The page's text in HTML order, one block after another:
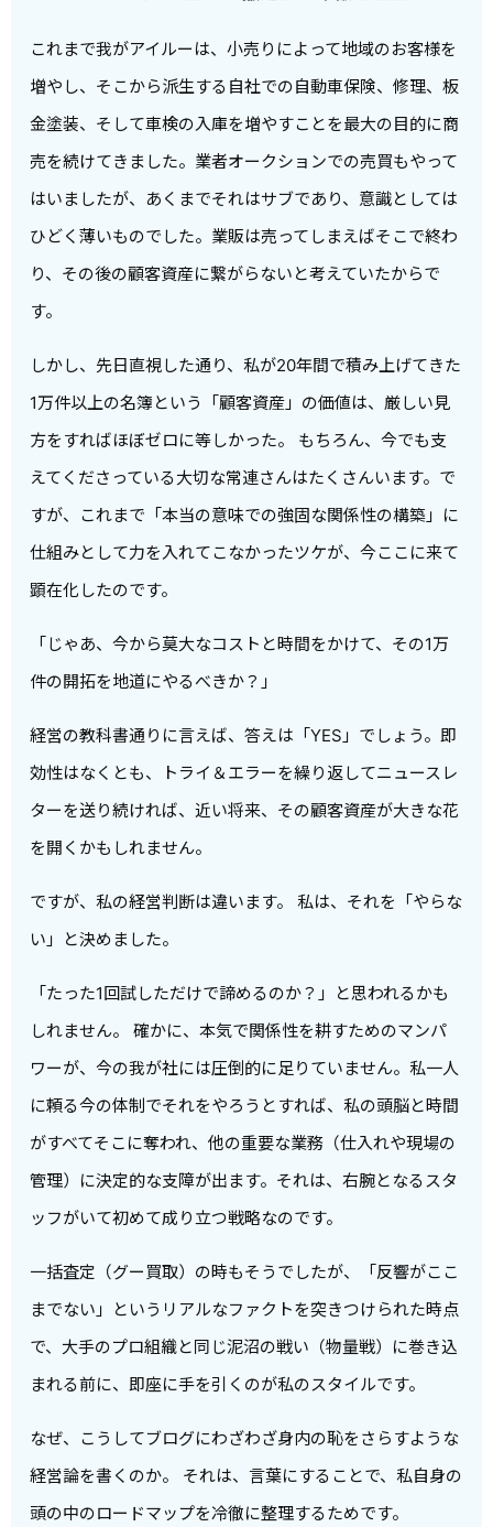
これまで我がアイルーは、小売りによって地域のお客様を
増やし、そこから派生する自社での自動車保険、修理、板
金塗装、そして車検の入庫を増やすことを最大の目的に商
売を続けてきました。業者オークションでの売買もやって
はいましたが、あくまでそれはサブであり、意識としては
ひどく薄いものでした。業販は売ってしまえばそこで終わ
り、その後の顧客資産に繋がらないと考えていたからで
す。
しかし、先日直視した通り、私が20年間で積み上げてきた
1万件以上の名簿という「顧客資産」の価値は、厳しい見
方をすればほぼゼロに等しかった。 もちろん、今でも支
えてくださっている大切な常連さんはたくさんいます。で
すが、これまで「本当の意味での強固な関係性の構築」に
仕組みとして力を入れてこなかったツケが、今ここに来て
顕在化したのです。
「じゃあ、今から莫大なコストと時間をかけて、その1万
件の開拓を地道にやるべきか？」
経営の教科書通りに言えば、答えは「YES」でしょう。即
効性はなくとも、トライ＆エラーを繰り返してニュースレ
ターを送り続ければ、近い将来、その顧客資産が大きな花
を開くかもしれません。
ですが、私の経営判断は違います。 私は、それを「やらな
い」と決めました。
「たった1回試しただけで諦めるのか？」と思われるかも
しれません。 確かに、本気で関係性を耕すためのマンパ
ワーが、今の我が社には圧倒的に足りていません。私一人
に頼る今の体制でそれをやろうとすれば、私の頭脳と時間
がすべてそこに奪われ、他の重要な業務（仕入れや現場の
管理）に決定的な支障が出ます。それは、右腕となるスタ
ッフがいて初めて成り立つ戦略なのです。
一括査定（グー買取）の時もそうでしたが、「反響がここ
までない」というリアルなファクトを突きつけられた時点
で、大手のプロ組織と同じ泥沼の戦い（物量戦）に巻き込
まれる前に、即座に手を引くのが私のスタイルです。
なぜ、こうしてブログにわざわざ身内の恥をさらすような
経営論を書くのか。 それは、言葉にすることで、私自身の
頭の中のロードマップを冷徹に整理するためです。